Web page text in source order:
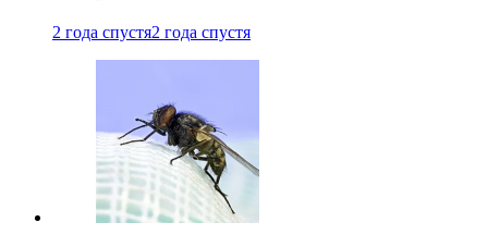
2 года спустя2 года спустя